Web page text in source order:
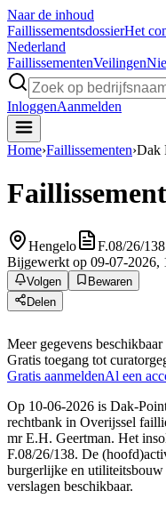
Naar de inhoud
FaillissementsdossierHet
Nederland
FaillissementenVeilingen
InloggenAanmelden
Home›Faillissementen›Dak
Faillissement
Hengelo F.08/26/138
Bijgewerkt op 09-07-2026,
Volgen
Bewaren
Delen
Meer gegevens
Gratis toegang tot
Gratis aanmeldenAl een
Op 10-06-2026 is Dak-
rechtbank in Overijssel
mr E.H. Geertman. Het
F.08/26/138. De
burgerlijke en
verslagen beschikbaar.